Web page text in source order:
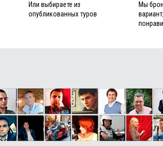
Или выбираете из
опубликованных туров
Мы